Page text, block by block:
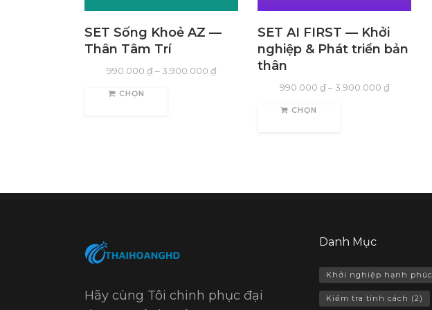
SET Sống Khoẻ AZ —
Thân Tâm Trí
990.000 ₫ – 3.900.000 ₫
CHỌN
SET AI FIRST — Khởi
nghiệp & Phát triển bản
thân
990.000 ₫ – 3.900.000 ₫
CHỌN
Hãy cùng Tôi chinh phục đại
Danh Mục
Khởi nghiệp hạnh phúc
Kiểm tra tính cách (2)